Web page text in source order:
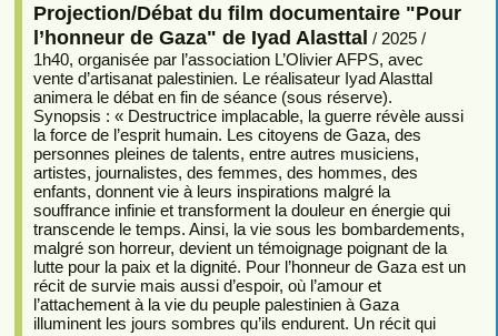
Projection/Débat du film documentaire "Pour
l’honneur de Gaza" de Iyad Alasttal / 2025 /
1h40, organisée par l’association L’Olivier AFPS, avec
vente d’artisanat palestinien. Le réalisateur Iyad Alasttal
animera le débat en fin de séance (sous réserve).
Synopsis : « Destructrice implacable, la guerre révèle aussi
la force de l’esprit humain. Les citoyens de Gaza, des
personnes pleines de talents, entre autres musiciens,
artistes, journalistes, des femmes, des hommes, des
enfants, donnent vie à leurs inspirations malgré la
souffrance infinie et transforment la douleur en énergie qui
transcende le temps. Ainsi, la vie sous les bombardements,
malgré son horreur, devient un témoignage poignant de la
lutte pour la paix et la dignité. Pour l’honneur de Gaza est un
récit de survie mais aussi d’espoir, où l’amour et
l’attachement à la vie du peuple palestinien à Gaza
illuminent les jours sombres qu’ils endurent. Un récit qui